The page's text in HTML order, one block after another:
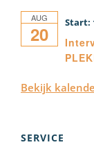
AUG
20
Bekijk
SERVICE